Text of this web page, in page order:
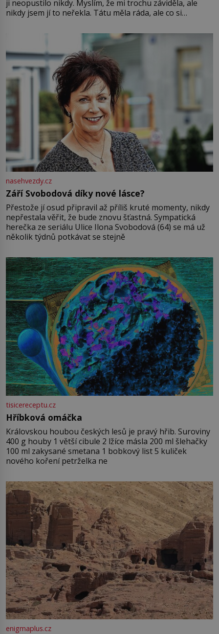
ji neopustilo nikdy. Myslím, že mi trochu záviděla, ale
nikdy jsem jí to neřekla. Tátu měla ráda, ale co si
Jsme spolu moc rádi Tehdy byla jiná doba, když
nasehvezdy.cz
Září Svobodová díky nové lásce?
Přestože jí osud připravil až příliš kruté momenty, nikdy
nepřestala věřit, že bude znovu šťastná. Sympatická
herečka ze seriálu Ulice Ilona Svobodová (64) se má už
několik týdnů potkávat se stejně
tisicereceptu.cz
Hříbková omáčka
Královskou houbou českých lesů je pravý hřib. Suroviny
400 g houby 1 větší cibule 2 lžíce másla 200 ml šlehačky
100 ml zakysané smetana 1 bobkový list 5 kuliček
nového koření petrželka ne
enigmaplus.cz